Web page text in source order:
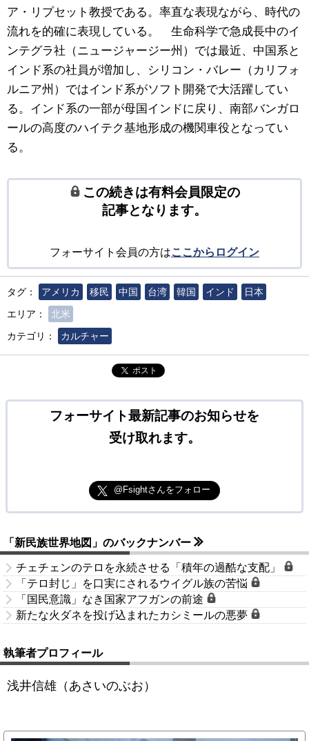
ア・リプセット教授である。率直な表現ながら、時代の
流れを的確に表現している。 生命科学で急成長中のイ
ンテグラ社（ニュージャージー州）では最近、中国系と
インド系の社員が増加し、シリコン・バレー（カリフォ
ルニア州）ではインド系がソフト開発で大活躍してい
る。インド系の一部が母国インドに戻り、南部バンガロ
ールの高度のハイテク基地形成の機関車役となってい
る。
この続きは有料会員限定の
記事となります。
フォーサイト会員の方はここからログイン
タグ： アメリカ 移民 中国 台湾 韓国 インド
日本
エリア：
北米
カテゴリ：
カルチャー
ポスト
フォーサイト最新記事のお知らせを
受け取れます。
@Fsightさんをフォロー
「新民族世界地図」のバックナンバー
チェチェンのテロを永続させる「積年の過酷な支配」
「テロ封じ」を口実にされるウイグル族の苦悩
「国民意識」なき国家アフガンの前途
新たな火ダネを投げ込まれたカシミールの悪夢
執筆者プロフィール
浅井信雄（あさいのぶお）